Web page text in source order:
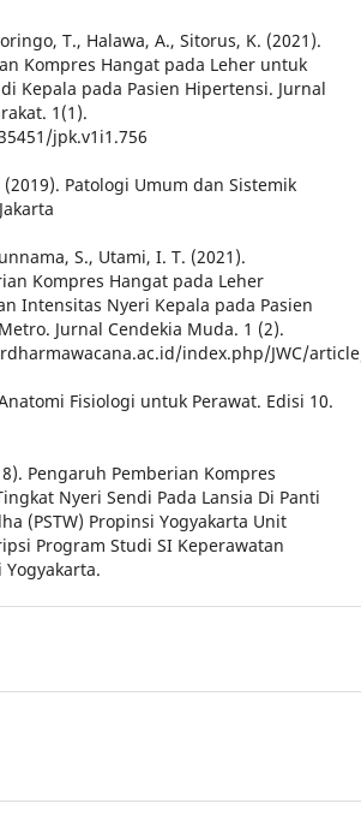
T., Halawa, A., Sitorus, K. (2021).
Kompres Hangat pada Leher untuk
Kepala pada Pasien Hipertensi. Jurnal
1(1).
jpk.v1i1.756
(2019). Patologi Umum dan Sistemik
S., Utami, I. T. (2021).
Kompres Hangat pada Leher
Intensitas Nyeri Kepala pada Pasien
Jurnal Cendekia Muda. 1 (2).
index.php/JWC/
Fisiologi untuk Perawat. Edisi 10.
Pengaruh Pemberian Kompres
Nyeri Sendi Pada Lansia Di Panti
(PSTW) Propinsi Yogyakarta Unit
Program Studi SI Keperawatan